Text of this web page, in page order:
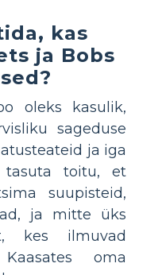
kas
ja Bobs
oleks kasulik,
sageduse
ja iga
tasuta toitu, et
suupisteid,
ja mitte üks
kes ilmuvad
oma